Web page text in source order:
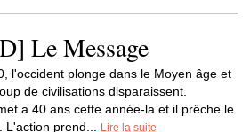
Le Message
l'occident plonge dans le Moyen âge et
de civilisations disparaissent.
a 40 ans cette année-la et il prêche le
L'action prend...
Lire la suite